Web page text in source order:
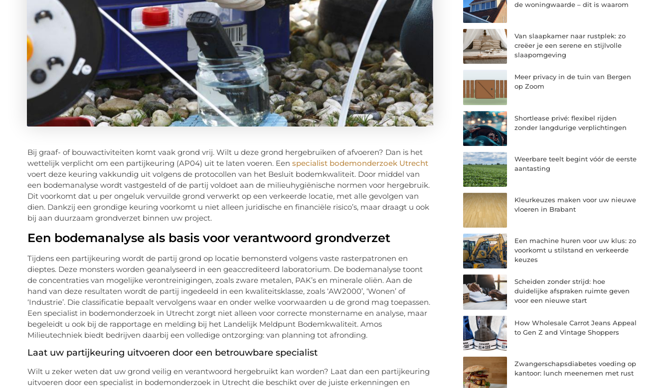
Bij graaf- of bouwactiviteiten komt vaak grond vrij. Wilt u deze grond hergebruiken of afvoeren? Dan is het
wettelijk verplicht om een partijkeuring (AP04) uit te laten voeren. Een specialist bodemonderzoek Utrecht
voert deze keuring vakkundig uit volgens de protocollen van het Besluit bodemkwaliteit. Door middel van
een bodemanalyse wordt vastgesteld of de partij voldoet aan de milieuhygiënische normen voor hergebruik.
Dit voorkomt dat u per ongeluk vervuilde grond verwerkt op een verkeerde locatie, met alle gevolgen van
dien. Dankzij een grondige keuring voorkomt u niet alleen juridische en financiële risico’s, maar draagt u ook
bij aan duurzaam grondverzet binnen uw project.
Een bodemanalyse als basis voor verantwoord grondverzet
Tijdens een partijkeuring wordt de partij grond op locatie bemonsterd volgens vaste rasterpatronen en
dieptes. Deze monsters worden geanalyseerd in een geaccrediteerd laboratorium. De bodemanalyse toont
de concentraties van mogelijke verontreinigingen, zoals zware metalen, PAK’s en minerale oliën. Aan de
hand van deze resultaten wordt de partij ingedeeld in een kwaliteitsklasse, zoals ‘AW2000’, ‘Wonen’ of
‘Industrie’. Die classificatie bepaalt vervolgens waar en onder welke voorwaarden u de grond mag toepassen.
Een specialist in bodemonderzoek in Utrecht zorgt niet alleen voor correcte monstername en analyse, maar
begeleidt u ook bij de rapportage en melding bij het Landelijk Meldpunt Bodemkwaliteit. Amos
Milieutechniek biedt bedrijven daarbij een volledige ontzorging: van planning tot afronding.
Laat uw partijkeuring uitvoeren door een betrouwbare specialist
Wilt u zeker weten dat uw grond veilig en verantwoord hergebruikt kan worden? Laat dan een partijkeuring
uitvoeren door een specialist in bodemonderzoek in Utrecht die beschikt over de juiste erkenningen en
de woningwaarde – dit is waarom
Van slaapkamer naar rustplek: zo
creëer je een serene en stijlvolle
slaapomgeving
Meer privacy in de tuin van Bergen
op Zoom
Shortlease privé: flexibel rijden
zonder langdurige verplichtingen
Weerbare teelt begint vóór de eerste
aantasting
Kleurkeuzes maken voor uw nieuwe
vloeren in Brabant
Een machine huren voor uw klus: zo
voorkomt u stilstand en verkeerde
keuzes
Scheiden zonder strijd: hoe
duidelijke afspraken ruimte geven
voor een nieuwe start
How Wholesale Carrot Jeans Appeal
to Gen Z and Vintage Shoppers
Zwangerschapsdiabetes voeding op
kantoor: lunch meenemen met rust